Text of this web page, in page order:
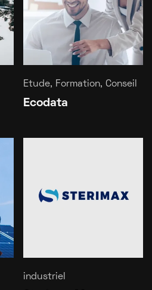
Etude, Formation, Conseil
Ecodata
industriel